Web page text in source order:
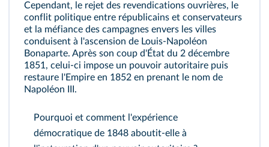
Cependant, le rejet des revendications ouvrières, le
conflit politique entre républicains et conservateurs
et la méfiance des campagnes envers les villes
conduisent à l'ascension de Louis‑Napoléon
Bonaparte. Après son coup d'État du 2 décembre
1851, celui‑ci impose un pouvoir autoritaire puis
restaure l'Empire en 1852 en prenant le nom de
Napoléon III.
Pourquoi et comment l'expérience
démocratique de 1848 aboutit-elle à